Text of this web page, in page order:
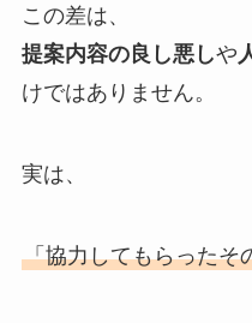
この差は、
提案内容の良し悪しや
けではありません。
実は、
「協力してもらったそ